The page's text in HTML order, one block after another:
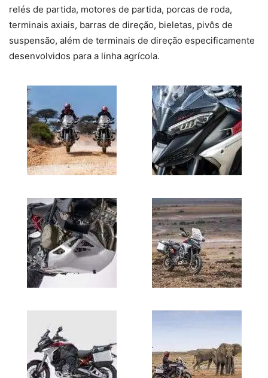
relés de partida, motores de partida, porcas de roda,
terminais axiais, barras de direção, bieletas, pivôs de
suspensão, além de terminais de direção especificamente
desenvolvidos para a linha agrícola.